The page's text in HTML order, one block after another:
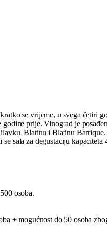
se vrijeme, u svega četiri
godine prije. Vinograd je
Blatinu i Blatinu Barrique.
sala za degustaciju kapaciteta
osoba.
+ mogućnost do 50 osoba